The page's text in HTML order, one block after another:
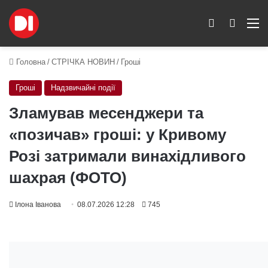
Пошук
Switch skin
Головна / СТРІЧКА НОВИН / Гроші
Гроші Надзвичайні події
Зламував месенджери та
«позичав» гроші: у Кривому
Розі затримали винахідливого
шахрая (ФОТО)
Ілона Іванова 08.07.2026 12:28 745